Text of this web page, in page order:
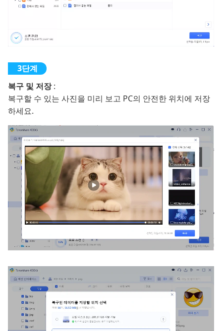
복구 및 저장:
복구할 수 있는 사진을 미리 보고 PC의 안전한 위치에 저장
하세요.